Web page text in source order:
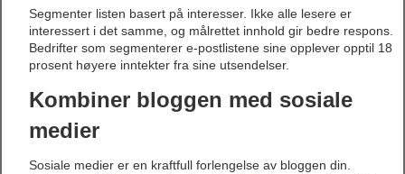
Segmenter listen basert på interesser. Ikke alle lesere er
interessert i det samme, og målrettet innhold gir bedre respons.
Bedrifter som segmenterer e-postlistene sine opplever opptil 18
prosent høyere inntekter fra sine utsendelser.
Kombiner bloggen med sosiale
medier
Sosiale medier er en kraftfull forlengelse av bloggen din.